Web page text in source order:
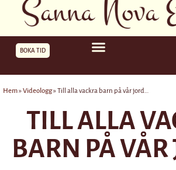
BOKA TID
Hem»Videologg»Till alla vackra barn på vår jord…
TILL ALLA
BARN PÅ VÅR